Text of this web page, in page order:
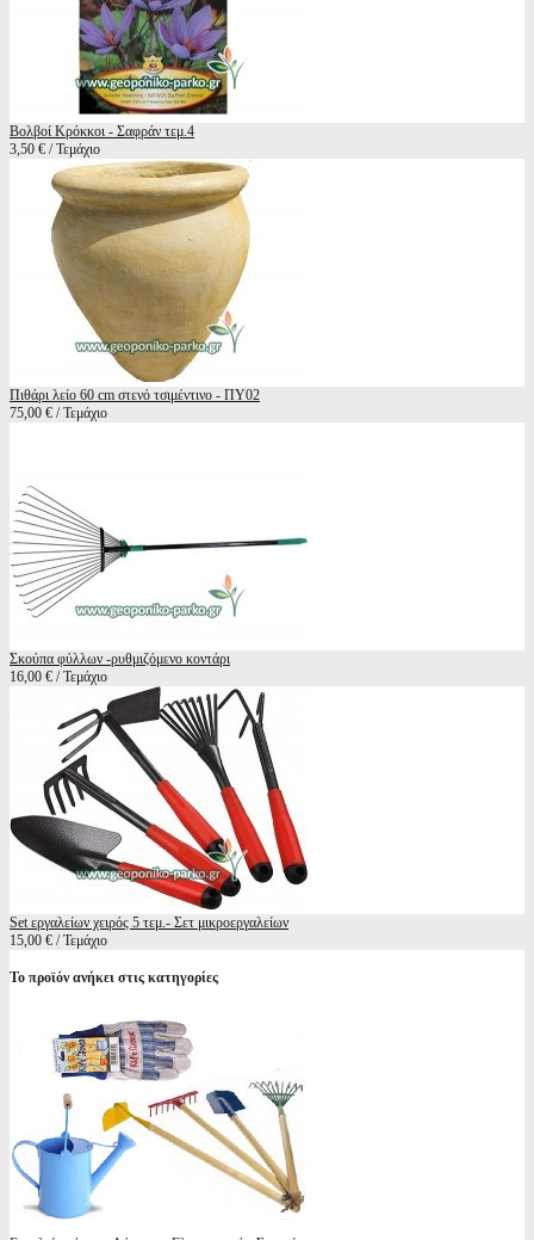
Βολβοί Κρόκκοι - Σαφράν τεμ.4
3,50 € / Τεμάχιο
Πιθάρι λείο 60 cm στενό τσιμέντινο - ΠΥ02
75,00 € / Τεμάχιο
Σκούπα φύλλων -ρυθμιζόμενο κοντάρι
16,00 € / Τεμάχιο
Set εργαλείων χειρός 5 τεμ.- Σετ μικροεργαλείων
15,00 € / Τεμάχιο
Το προϊόν ανήκει στις κατηγορίες